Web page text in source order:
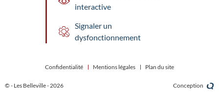
interactive
Signaler un
dysfonctionnement
© - Les Belleville - 2026
Confidentialité Mentions légales Plan du site
Conception